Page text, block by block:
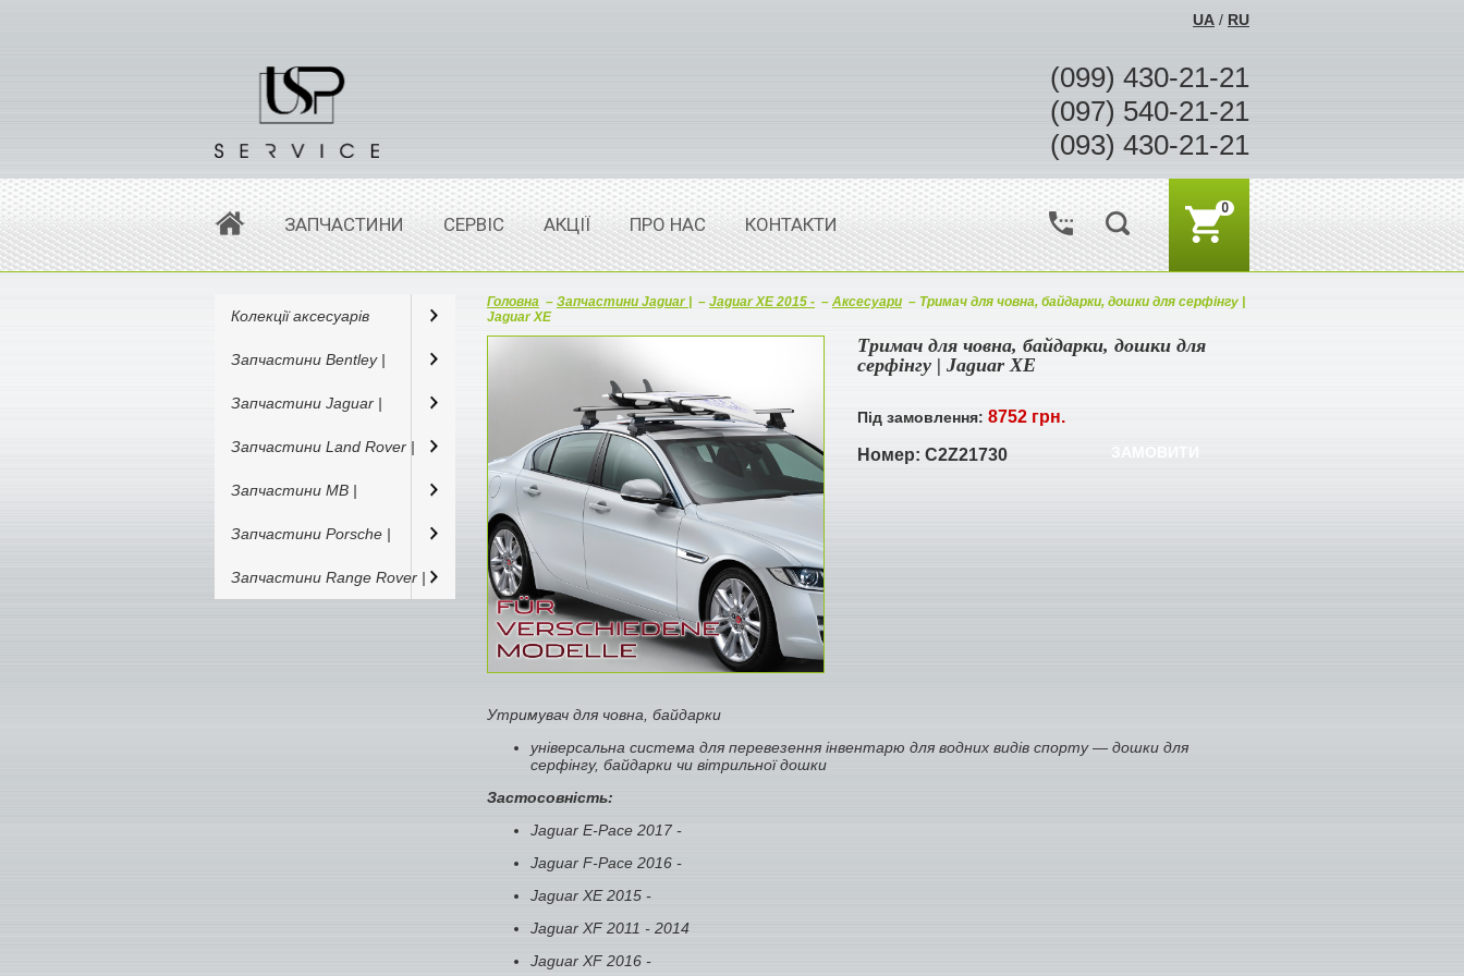
UA / RU
(099) 430-21-21
(097) 540-21-21
(093) 430-21-21
ЗАПЧАСТИНИ СЕРВІС АКЦІЇ ПРО НАС КОНТАКТИ
0
Колекції аксесуарів
Запчастини Bentley |
Запчастини Jaguar |
Запчастини Land Rover |
Запчастини MB |
Запчастини Porsche |
Запчастини Range Rover |
Головна – Запчастини Jaguar | – Jaguar XE 2015 - – Аксесуари – Тримач для човна, байдарки, дошки для серфінгу |
Jaguar XE
Тримач для човна, байдарки, дошки для
серфінгу | Jaguar XE
Під замовлення: 8752 грн.
ЗАМОВИТИ
Номер: C2Z21730
Утримувач для човна, байдарки
універсальна система для перевезення інвентарю для водних видів спорту — дошки для
серфінгу, байдарки чи вітрильної дошки
Застосовність:
Jaguar E-Pace 2017 -
Jaguar F-Pace 2016 -
Jaguar XE 2015 -
Jaguar XF 2011 - 2014
Jaguar XF 2016 -